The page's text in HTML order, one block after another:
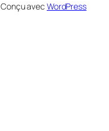
Conçu avec WordPress